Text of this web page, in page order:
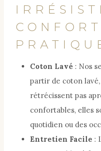
Coton Lavé : Nos
partir de coton lavé,
rétrécissent pas
confortables, elles
quotidien ou des
Entretien Facile :